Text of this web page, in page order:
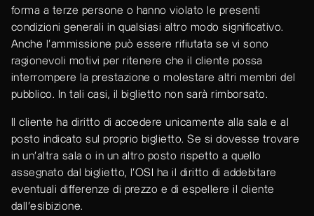
forma a terze persone o hanno violato le presenti
condizioni generali in qualsiasi altro modo significativo.
Anche l'ammissione può essere rifiutata se vi sono
ragionevoli motivi per ritenere che il cliente possa
interrompere la prestazione o molestare altri membri del
pubblico. In tali casi, il biglietto non sarà rimborsato.
Il cliente ha diritto di accedere unicamente alla sala e al
posto indicato sul proprio biglietto. Se si dovesse trovare
in un'altra sala o in un altro posto rispetto a quello
assegnato dal biglietto, l’OSI ha il diritto di addebitare
eventuali differenze di prezzo e di espellere il cliente
dall'esibizione.